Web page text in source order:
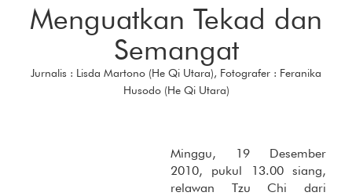
Menguatkan Tekad dan
Semangat
Jurnalis : Lisda Martono (He Qi Utara), Fotografer : Feranika
Husodo (He Qi Utara)
Minggu, 19 Desember
2010, pukul 13.00 siang,
relawan Tzu Chi dari